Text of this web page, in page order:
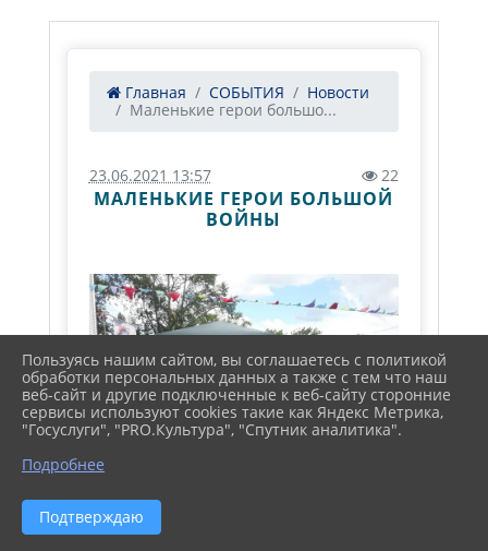
Главная СОБЫТИЯ
Новости
Маленькие герои большо...
23.06.2021 13:57 22
МАЛЕНЬКИЕ ГЕРОИ БОЛЬШОЙ
ВОЙНЫ
21 июня в Челюскинской
Пользуясь нашим сайтом, вы соглашаетесь с политикой
обработки персональных данных а также с тем что наш
веб-сайт и другие подключенные к веб-сайту сторонние
сервисы используют cookies такие как Яндекс Метрика,
"Госуслуги", "PRO.Культура", "Спутник аналитика".
Подробнее
Подтверждаю